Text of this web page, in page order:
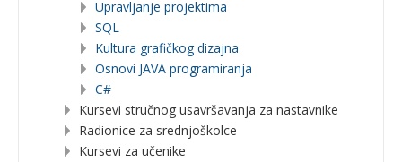
Upravljanje projektima
SQL
Kultura grafičkog dizajna
Osnovi JAVA programiranja
C#
Kursevi stručnog usavršavanja za nastavnike
Radionice za srednjoškolce
Kursevi za učenike